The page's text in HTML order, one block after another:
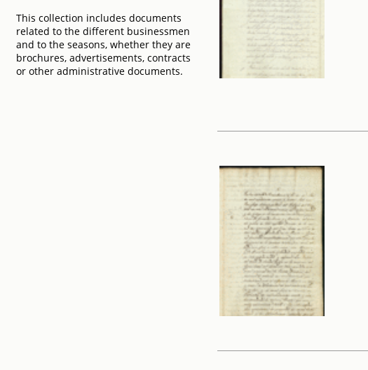
This collection includes documents
related to the different businessmen
and to the seasons, whether they are
brochures, advertisements, contracts
or other administrative documents.